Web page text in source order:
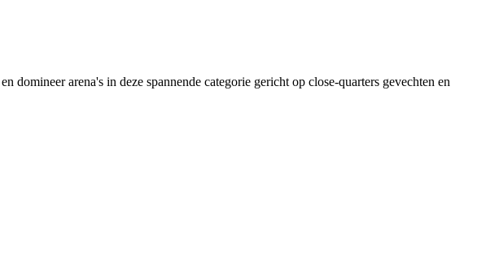
arena's in deze spannende categorie gericht op close-quarters gevechten en